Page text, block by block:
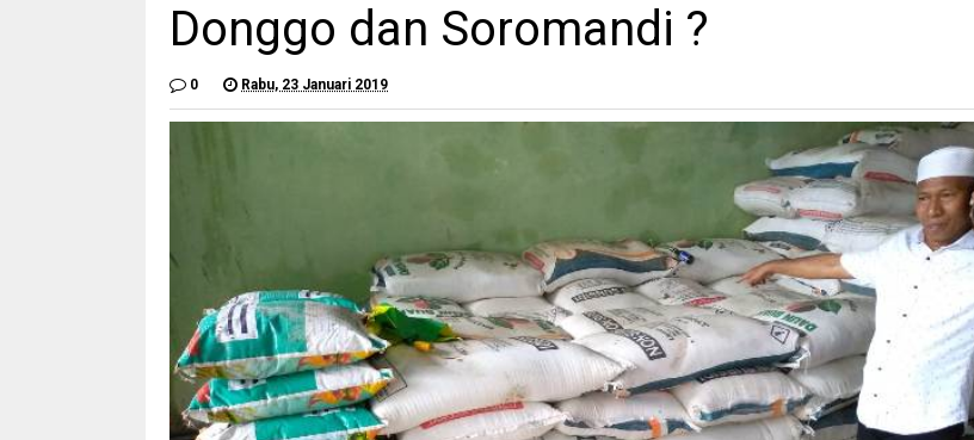
Donggo dan Soromandi ?
0 Rabu, 23 Januari 2019